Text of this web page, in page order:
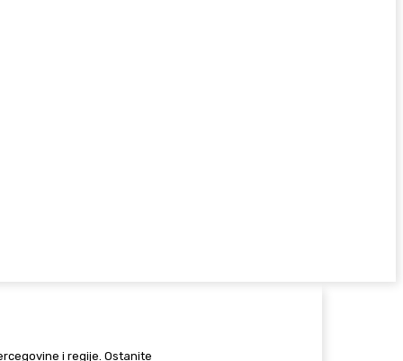
i regije. Ostanite